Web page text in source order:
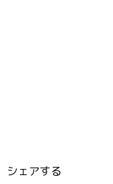
シェアする